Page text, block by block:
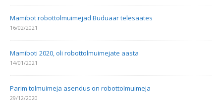
Mamibot robottolmuimejad Buduaar telesaates
16/02/2021
Mamiboti 2020, oli robottolmuimejate aasta
14/01/2021
Parim tolmuimeja asendus on robottolmuimeja
29/12/2020